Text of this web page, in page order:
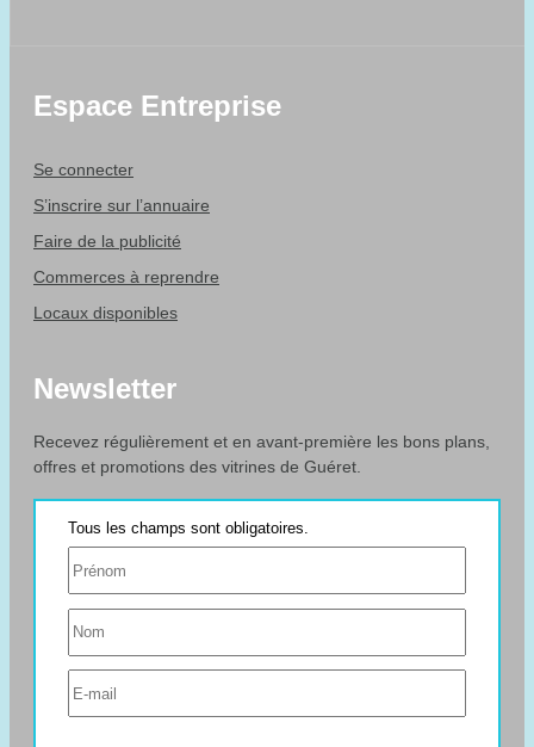
Espace Entreprise
Se connecter
S’inscrire sur l’annuaire
Faire de la publicité
Commerces à reprendre
Locaux disponibles
Newsletter
Recevez régulièrement et en avant-première les bons plans,
offres et promotions des vitrines de Guéret.